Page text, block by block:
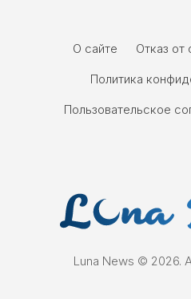
О сайте
Отказ от
Политика
Пользовательское
Luna News © 2026.